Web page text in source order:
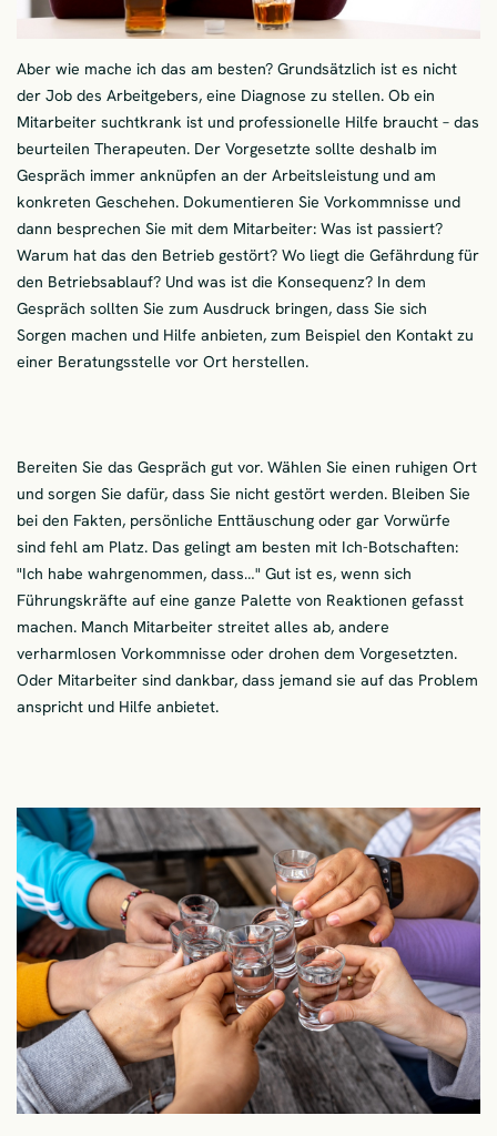
Aber wie mache ich das am besten? Grundsätzlich ist es nicht
der Job des Arbeitgebers, eine Diagnose zu stellen. Ob ein
Mitarbeiter suchtkrank ist und professionelle Hilfe braucht – das
beurteilen Therapeuten. Der Vorgesetzte sollte deshalb im
Gespräch immer anknüpfen an der Arbeitsleistung und am
konkreten Geschehen. Dokumentieren Sie Vorkommnisse und
dann besprechen Sie mit dem Mitarbeiter: Was ist passiert?
Warum hat das den Betrieb gestört? Wo liegt die Gefährdung für
den Betriebsablauf? Und was ist die Konsequenz? In dem
Gespräch sollten Sie zum Ausdruck bringen, dass Sie sich
Sorgen machen und Hilfe anbieten, zum Beispiel den Kontakt zu
einer Beratungsstelle vor Ort herstellen.
Bereiten Sie das Gespräch gut vor. Wählen Sie einen ruhigen Ort
und sorgen Sie dafür, dass Sie nicht gestört werden. Bleiben Sie
bei den Fakten, persönliche Enttäuschung oder gar Vorwürfe
sind fehl am Platz. Das gelingt am besten mit Ich-Botschaften:
"Ich habe wahrgenommen, dass…" Gut ist es, wenn sich
Führungskräfte auf eine ganze Palette von Reaktionen gefasst
machen. Manch Mitarbeiter streitet alles ab, andere
verharmlosen Vorkommnisse oder drohen dem Vorgesetzten.
Oder Mitarbeiter sind dankbar, dass jemand sie auf das Problem
anspricht und Hilfe anbietet.